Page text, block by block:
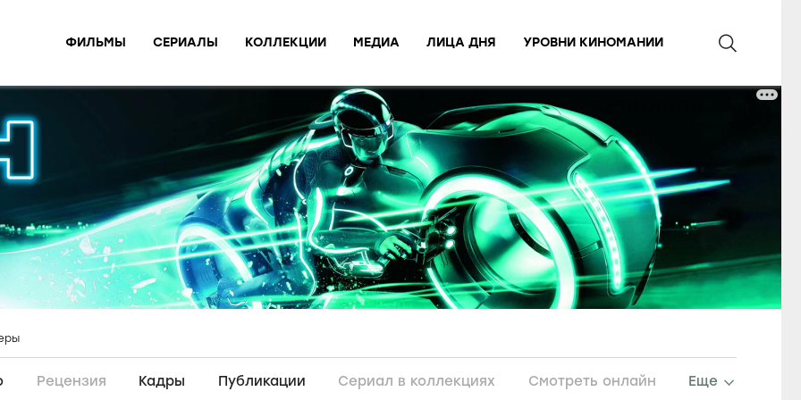
ФИЛЬМЫ СЕРИАЛЫ КОЛЛЕКЦИИ МЕДИА ЛИЦА ДНЯ УРОВНИ КИНОМАНИИ
Рецензия Кадры Публикации Сериал в коллекциях Смотреть онлайн Еще